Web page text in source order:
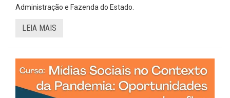
Administração e Fazenda do Estado.
LEIA MAIS